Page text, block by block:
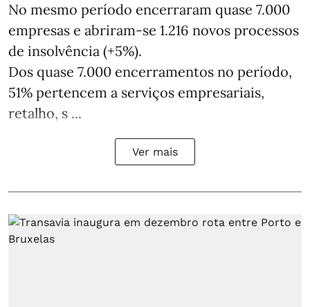
No mesmo período encerraram quase 7.000
empresas e abriram‑se 1.216 novos processos
de insolvência (+5%).
Dos quase 7.000 encerramentos no período,
51% pertencem a serviços empresariais,
retalho, s ...
Ver mais